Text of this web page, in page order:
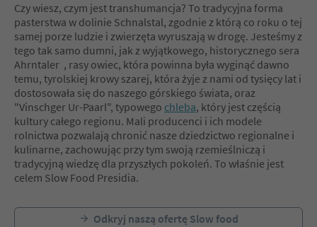
Czy wiesz, czym jest transhumancja? To tradycyjna forma
pasterstwa w dolinie Schnalstal, zgodnie z którą co roku o tej
samej porze ludzie i zwierzęta wyruszają w drogę. Jesteśmy z
tego tak samo dumni, jak z wyjątkowego, historycznego sera
Ahrntaler , rasy owiec, która powinna była wyginąć dawno
temu, tyrolskiej krowy szarej, która żyje z nami od tysięcy lat i
dostosowała się do naszego górskiego świata, oraz
"Vinschger Ur-Paarl", typowego chleba, który jest częścią
kultury całego regionu. Mali producenci i ich modele
rolnictwa pozwalają chronić nasze dziedzictwo regionalne i
kulinarne, zachowując przy tym swoją rzemieślniczą i
tradycyjną wiedzę dla przyszłych pokoleń. To właśnie jest
celem Slow Food Presidia.
Odkryj naszą ofertę Slow food